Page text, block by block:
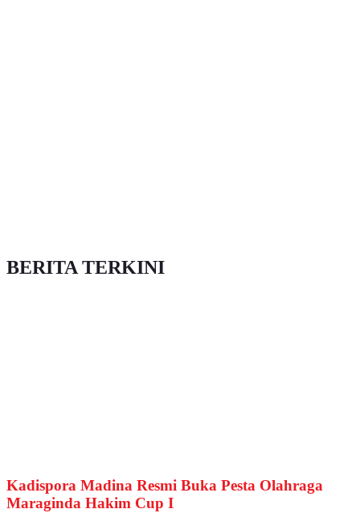
BERITA TERKINI
Kadispora Madina Resmi Buka Pesta Olahraga
Maraginda Hakim Cup I